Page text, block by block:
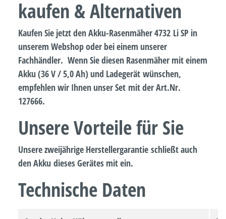
kaufen & Alternativen
Kaufen Sie jetzt den Akku-Rasenmäher 4732 Li SP in
unserem Webshop oder bei einem unserer
Fachhändler. Wenn Sie diesen Rasenmäher mit einem
Akku (36 V / 5,0 Ah) und Ladegerät wünschen,
empfehlen wir Ihnen unser Set mit der Art.Nr.
127666.
Unsere Vorteile für Sie
Unsere zweijährige Herstellergarantie schließt auch
den Akku dieses Gerätes mit ein.
Technische Daten